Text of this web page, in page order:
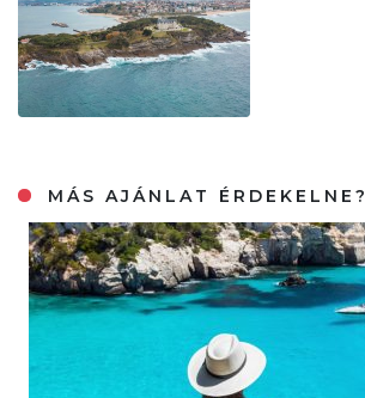
MÁS AJÁNLAT ÉRDEKELNE?